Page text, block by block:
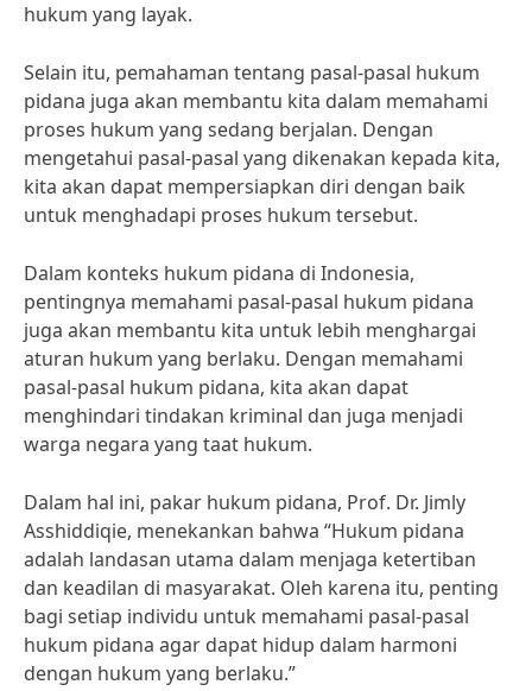
hukum yang layak.
Selain itu, pemahaman tentang pasal-pasal hukum
pidana juga akan membantu kita dalam memahami
proses hukum yang sedang berjalan. Dengan
mengetahui pasal-pasal yang dikenakan kepada kita,
kita akan dapat mempersiapkan diri dengan baik
untuk menghadapi proses hukum tersebut.
Dalam konteks hukum pidana di Indonesia,
pentingnya memahami pasal-pasal hukum pidana
juga akan membantu kita untuk lebih menghargai
aturan hukum yang berlaku. Dengan memahami
pasal-pasal hukum pidana, kita akan dapat
menghindari tindakan kriminal dan juga menjadi
warga negara yang taat hukum.
Dalam hal ini, pakar hukum pidana, Prof. Dr. Jimly
Asshiddiqie, menekankan bahwa “Hukum pidana
adalah landasan utama dalam menjaga ketertiban
dan keadilan di masyarakat. Oleh karena itu, penting
bagi setiap individu untuk memahami pasal-pasal
hukum pidana agar dapat hidup dalam harmoni
dengan hukum yang berlaku.”